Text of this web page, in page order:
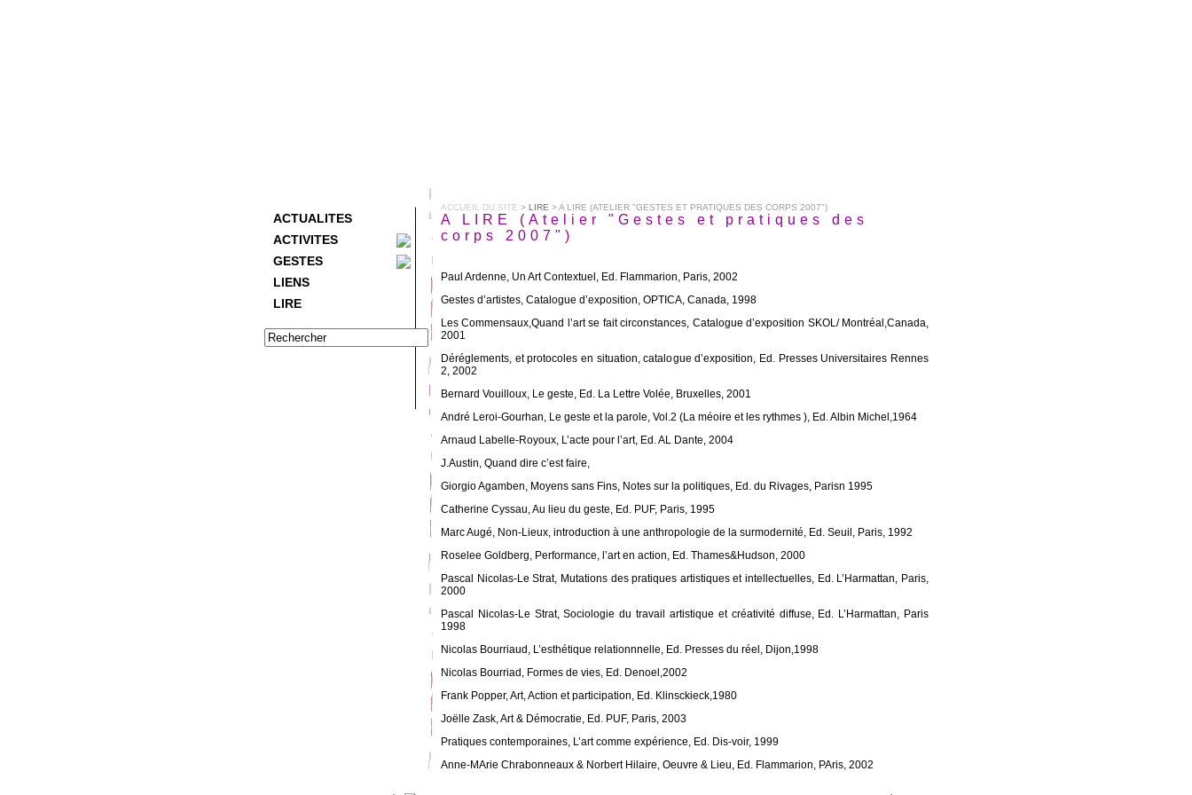
ACTUALITES
ACTIVITES
GESTES
LIENS
LIRE
ACCUEIL DU SITE > LIRE > A LIRE (ATELIER "GESTES ET PRATIQUES DES CORPS 2007")
A LIRE (Atelier "Gestes et pratiques des
corps 2007")
Paul Ardenne, Un Art Contextuel, Ed. Flammarion, Paris, 2002
Gestes d’artistes, Catalogue d’exposition, OPTICA, Canada, 1998
Les Commensaux,Quand l’art se fait circonstances, Catalogue d’exposition SKOL/ Montréal,Canada,
2001
Déréglements, et protocoles en situation, catalogue d’exposition, Ed. Presses Universitaires Rennes
2, 2002
Bernard Vouilloux, Le geste, Ed. La Lettre Volée, Bruxelles, 2001
André Leroi-Gourhan, Le geste et la parole, Vol.2 (La méoire et les rythmes ), Ed. Albin Michel,1964
Arnaud Labelle-Royoux, L’acte pour l’art, Ed. AL Dante, 2004
J.Austin, Quand dire c’est faire,
Giorgio Agamben, Moyens sans Fins, Notes sur la politiques, Ed. du Rivages, Parisn 1995
Catherine Cyssau, Au lieu du geste, Ed. PUF, Paris, 1995
Marc Augé, Non-Lieux, introduction à une anthropologie de la surmodernité, Ed. Seuil, Paris, 1992
Roselee Goldberg, Performance, l’art en action, Ed. Thames&Hudson, 2000
Pascal Nicolas-Le Strat, Mutations des pratiques artistiques et intellectuelles, Ed. L’Harmattan, Paris,
2000
Pascal Nicolas-Le Strat, Sociologie du travail artistique et créativité diffuse, Ed. L’Harmattan, Paris
1998
Nicolas Bourriaud, L’esthétique relationnnelle, Ed. Presses du réel, Dijon,1998
Nicolas Bourriad, Formes de vies, Ed. Denoel,2002
Frank Popper, Art, Action et participation, Ed. Klinsckieck,1980
Joëlle Zask, Art & Démocratie, Ed. PUF, Paris, 2003
Pratiques contemporaines, L’art comme expérience, Ed. Dis-voir, 1999
Anne-MArie Chrabonneaux & Norbert Hilaire, Oeuvre & Lieu, Ed. Flammarion, PAris, 2002